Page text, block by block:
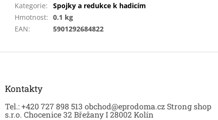
Kategorie:
Spojky a redukce k hadicím
Hmotnost: 0.1 kg
EAN: 5901292684822
Z
Kontakty
Tel.: +420 727 898 513 obchod@eprodoma.cz Strong shop
s.r.o. Chocenice 32 Břežany I 28002 Kolín